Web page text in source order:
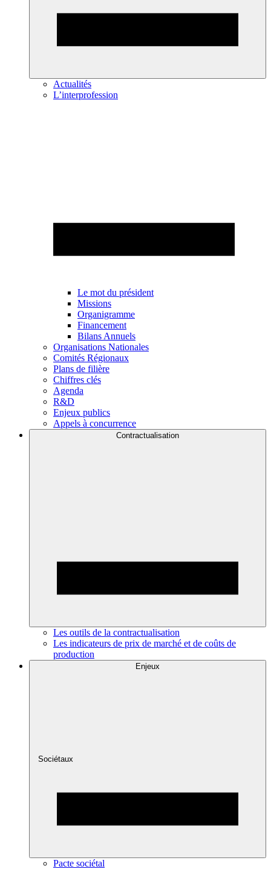
Actualités
L’interprofession
Le mot du président
Missions
Organigramme
Financement
Bilans Annuels
Organisations Nationales
Comités Régionaux
Plans de filière
Chiffres clés
Agenda
R&D
Enjeux publics
Appels à concurrence
Contractualisation
Les outils de la contractualisation
Les indicateurs de prix de marché et de coûts de
production
Enjeux
Sociétaux
Pacte sociétal